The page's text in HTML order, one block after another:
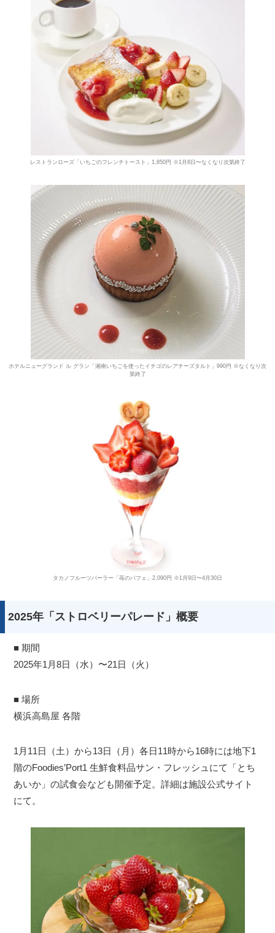
レストランローズ「いちごのフレンチトースト」1,850円 ※1月8日〜なくなり次第終了
ホテルニューグランド ル グラン「湘南いちごを使ったイチゴのレアチーズタルト」990円 ※なくなり次
第終了
タカノフルーツパーラー「苺のパフェ」2,090円 ※1月9日〜4月30日
2025年「ストロベリーパレード」概要
■ 期間
2025年1月8日（水）〜21日（火）
■ 場所
横浜高島屋 各階
1月11日（土）から13日（月）各日11時から16時には地下1
階のFoodies’Port1 生鮮食料品サン・フレッシュにて「とち
あいか」の試食会なども開催予定。詳細は施設公式サイト
にて。